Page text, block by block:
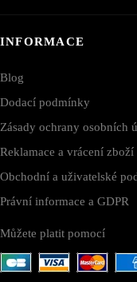
INFORMACE
Blog
Dodací podmínky
Zásady ochrany osobních
Reklamace a vrácení zboží
Obchodní a uživatelské
Právní informace a GDPR
Můžete platit pomocí